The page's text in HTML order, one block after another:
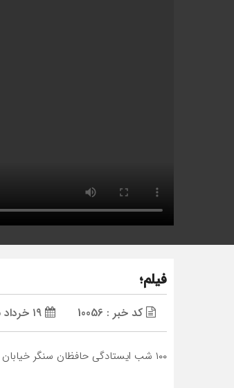
فیلم؛
کد خبر : 10056
۱۰۰ شب ایستادگی حافظان سنگر خیابان در الشتر